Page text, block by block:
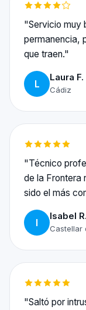
"Servicio muy
permanencia,
que traen."
L
Laura F.
Cádiz
"Técnico
de la Frontera
sido el más
I
Isabel R.
Castellar
"Saltó por